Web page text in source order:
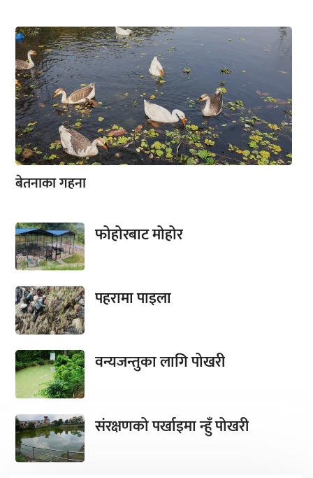
बेतनाका गहना
फोहोरबाट मोहोर
पहरामा पाइला
वन्यजन्तुका लागि पोखरी
संरक्षणको पर्खाइमा न्हुँ पोखरी